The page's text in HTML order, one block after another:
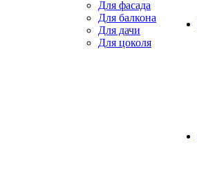
Для фасада
Для балкона
Для дачи
Для цоколя